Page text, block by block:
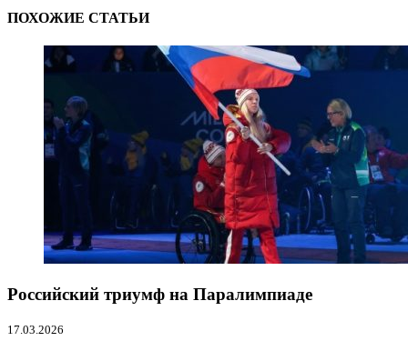
ПОХОЖИЕ СТАТЬИ
Российский триумф на Паралимпиаде
17.03.2026